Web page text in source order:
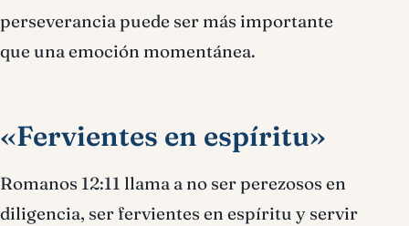
perseverancia puede ser más importante
que una emoción momentánea.
«Fervientes en espíritu»
Romanos 12:11 llama a no ser perezosos en
diligencia, ser fervientes en espíritu y servir